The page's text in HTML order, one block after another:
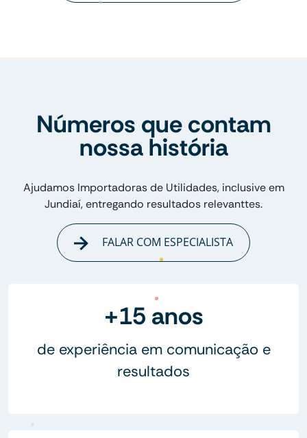
Números que contam
nossa história
Ajudamos Importadoras de Utilidades, inclusive em
Jundiaí, entregando resultados relevanttes.
FALAR COM ESPECIALISTA
+15 anos
de experiência em comunicação e
resultados